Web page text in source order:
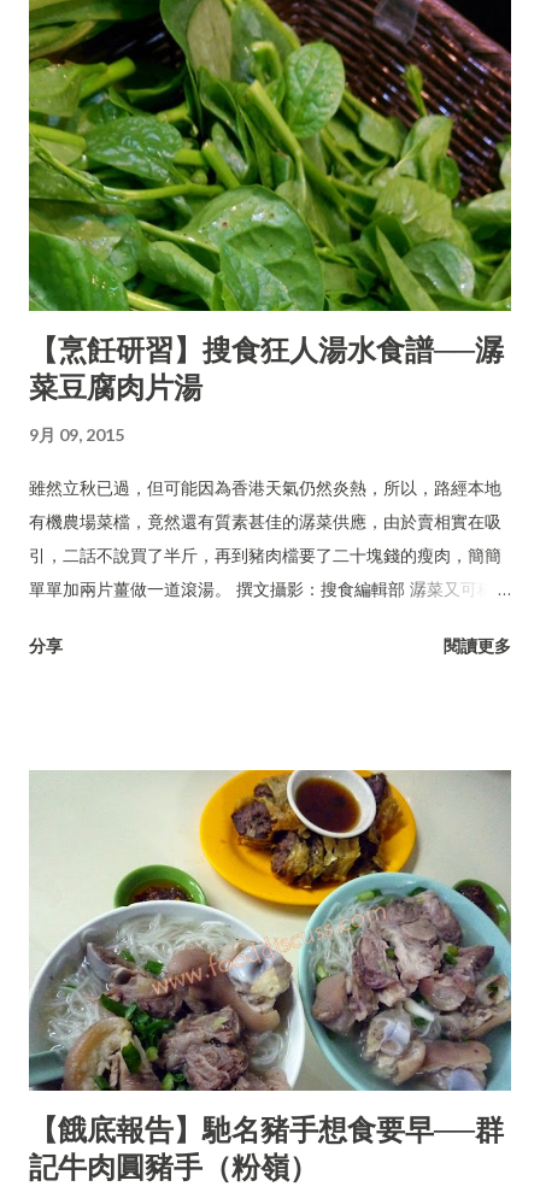
【烹飪研習】搜食狂人湯水食譜──潺
菜豆腐肉片湯
9月 09, 2015
雖然立秋已過，但可能因為香港天氣仍然炎熱，所以，路經本地
有機農場菜檔，竟然還有質素甚佳的潺菜供應，由於賣相實在吸
引，二話不說買了半斤，再到豬肉檔要了二十塊錢的瘦肉，簡簡
單單加兩片薑做一道滾湯。 撰文攝影：搜食編輯部 潺菜又可稱木
分享 閱讀更多
【餓底報告】馳名豬手想食要早──群
記牛肉圓豬手（粉嶺）